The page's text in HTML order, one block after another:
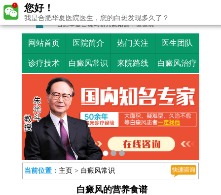
网站首页 医院简介 热门关注 医生团队
诊疗技术 白癜风常识 来院路线 白癜风治疗
当前位置： 主页 > 白癜风常识
白癜风的营养食谱
您好！
我是合肥华夏医院医生，您的白斑发现多久了？